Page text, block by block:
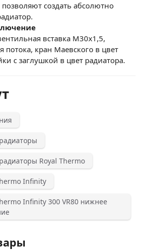
создать абсолютно
вставка M30x1,5,
кран Маевского в цвет
с заглушкой в цвет радиатора.
Royal Thermo
Infinity
Infinity 300 VR80 нижнее